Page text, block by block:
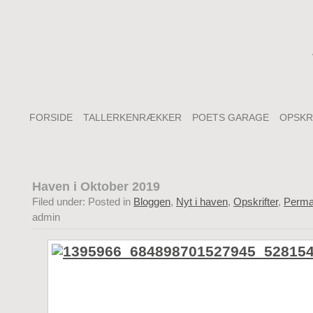
FORSIDE TALLERKENRÆKKER POETS GARAGE
Haven i Oktober 2019
Filed under: Posted in Bloggen, Nyt i haven, Opskrifter,
admin